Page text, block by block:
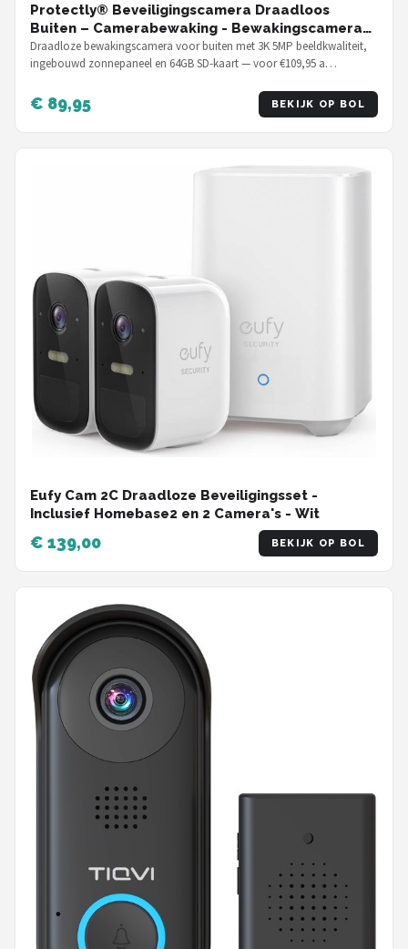
Protectly® Beveiligingscamera Draadloos
Buiten – Camerabewaking - Bewakingscamera
Voor Buiten - Buitencamera - Buiten Camera
Met Nachtzicht - Camera Beveiliging -
64GB SD - Incl. Zonnepaneel - Zwart
Draadloze bewakingscamera voor buiten met 3K 5MP beeldkwaliteit,
ingebouwd zonnepaneel en 64GB SD-kaart — voor €109,95 a…
€ 89,95 BEKIJK OP BOL
Eufy Cam 2C Draadloze Beveiligingsset -
Inclusief Homebase2 en 2 Camera's - Wit
€ 139,00 BEKIJK OP BOL